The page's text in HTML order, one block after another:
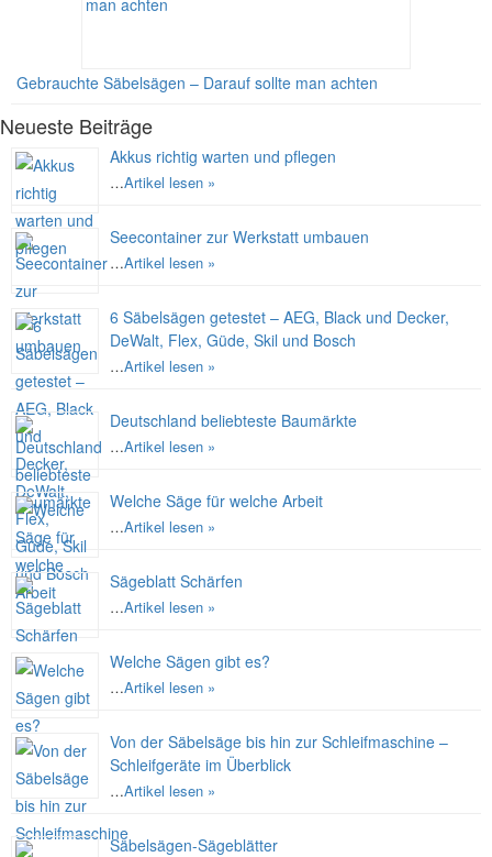
Gebrauchte Säbelsägen – Darauf sollte man achten
Neueste Beiträge
Akkus richtig warten und pflegen
…Artikel lesen »
Seecontainer zur Werkstatt umbauen
…Artikel lesen »
6 Säbelsägen getestet – AEG, Black und Decker,
DeWalt, Flex, Güde, Skil und Bosch
…Artikel lesen »
Deutschland beliebteste Baumärkte
…Artikel lesen »
Welche Säge für welche Arbeit
…Artikel lesen »
Sägeblatt Schärfen
…Artikel lesen »
Welche Sägen gibt es?
…Artikel lesen »
Von der Säbelsäge bis hin zur Schleifmaschine –
Schleifgeräte im Überblick
…Artikel lesen »
Säbelsägen-Sägeblätter